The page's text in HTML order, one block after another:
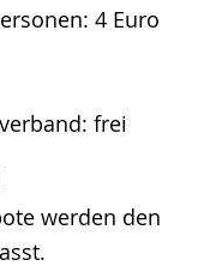
4 Euro
frei
werden den